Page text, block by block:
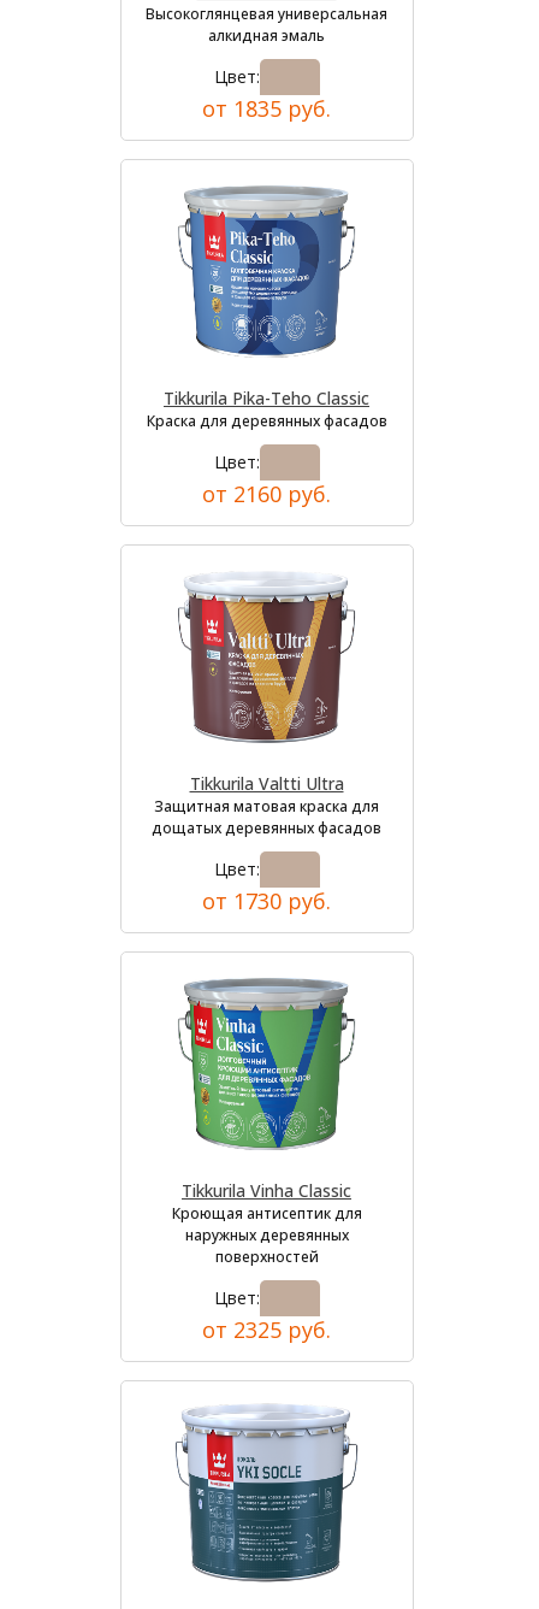
Высокоглянцевая универсальная
алкидная эмаль
Цвет:
от 1835 руб.
Tikkurila Pika-Teho Classic
Краска для деревянных фасадов
Цвет:
от 2160 руб.
Tikkurila Valtti Ultra
Защитная матовая краска для
дощатых деревянных фасадов
Цвет:
от 1730 руб.
Tikkurila Vinha Classic
Кроющая антисептик для
наружных деревянных
поверхностей
Цвет:
от 2325 руб.